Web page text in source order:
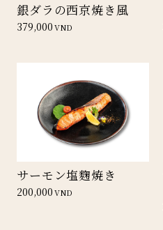
銀ダラの西京焼き風
379,000VND
サーモン塩麴焼き
200,000VND